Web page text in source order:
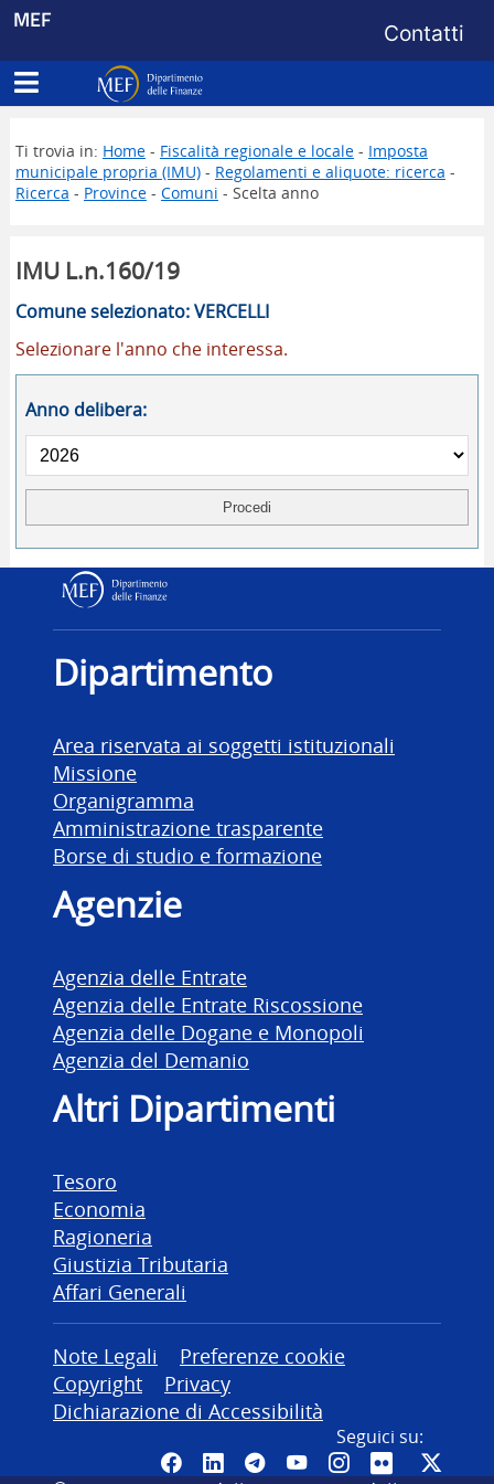
MEF Menu di
Contatti
Apri menu principale
Dipartimento delle Finanze
Ti trovia in: Home- Fiscalità regionale e locale- Imposta
municipale propria (IMU)- Regolamenti e aliquote: ricerca -
Ricerca - Province- Comuni - Scelta anno
IMU L.n.160/19
Comune selezionato: VERCELLI
Selezionare l'anno che interessa.
Anno delibera:
Dipartimento delle
Dipartimento
Area riservata ai soggetti istituzionali
Missione
Organigramma
Amministrazione trasparente
Borse di studio e formazione
Agenzie
Agenzia delle Entrate
Agenzia delle Entrate Riscossione
Agenzia delle Dogane e Monopoli
Agenzia del Demanio
Altri Dipartimenti
Tesoro
Economia
Ragioneria
Giustizia Tributaria
Affari Generali
Altre informazioni
Note Legali
Preferenze cookie
Copyright
Privacy
Dichiarazione di Accessibilità
Seguici su:
Pagina Facebook del MEF -
Canale LinkedIn del MEF
Canale Telegram del
Canale YouTube del
CanaleCanale